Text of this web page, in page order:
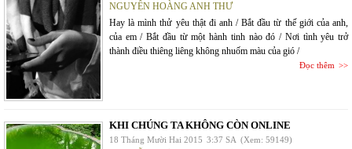
NGUYỄN HOÀNG ANH THƯ
Hay là mình thử yêu thật đi anh / Bắt đầu từ thế giới của anh,
của em / Bắt đầu từ một hành tinh nào đó / Nơi tình yêu trở
thành điều thiêng liêng không nhuốm màu của gió /
Đọc thêm
KHI CHÚNG TA KHÔNG CÒN ONLINE
18 Tháng Mười Hai 2015 3:37 SA (Xem: 59149)